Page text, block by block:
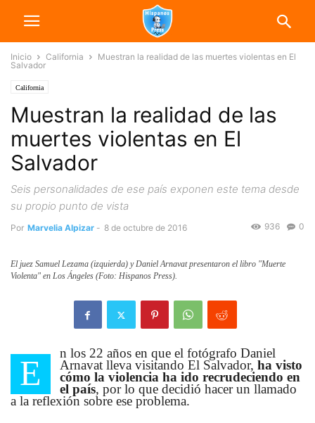
Inicio California
Muestran la realidad de las muertes violentas en El
Salvador
California
Muestran la realidad de las
muertes violentas en El
Salvador
Seis personalidades de ese país exponen este tema desde
su propio punto de vista
Por Marvelia Alpizar - 8 de octubre de 2016 0
936
El juez Samuel Lezama (izquierda) y Daniel Arnavat presentaron el libro "Muerte
Violenta" en Los Ángeles (Foto: Hispanos Press).
E
n los 22 años en que el fotógrafo Daniel
Arnavat lleva visitando El Salvador, ha visto
cómo la violencia ha ido recrudeciendo en
el país, por lo que decidió hacer un llamado
a la reflexión sobre ese problema.